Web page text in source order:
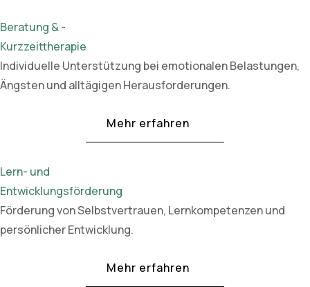
Beratung & -
Kurzzeittherapie
Individuelle Unterstützung bei emotionalen Belastungen,
Ängsten und alltägigen Herausforderungen.
Mehr erfahren
Lern- und
Entwicklungsförderung
Förderung von Selbstvertrauen, Lernkompetenzen und
persönlicher Entwicklung.
Mehr erfahren